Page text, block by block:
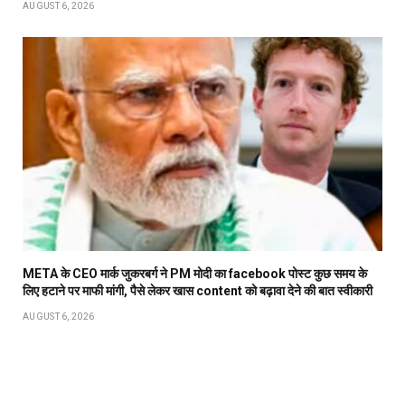
AUGUST 6, 2026
META के CEO मार्क जुकरबर्ग ने PM मोदी का facebook पोस्ट कुछ समय के
लिए हटाने पर माफी मांगी, पैसे लेकर खास content को बढ़ावा देने की बात स्वीकारी
AUGUST 6, 2026